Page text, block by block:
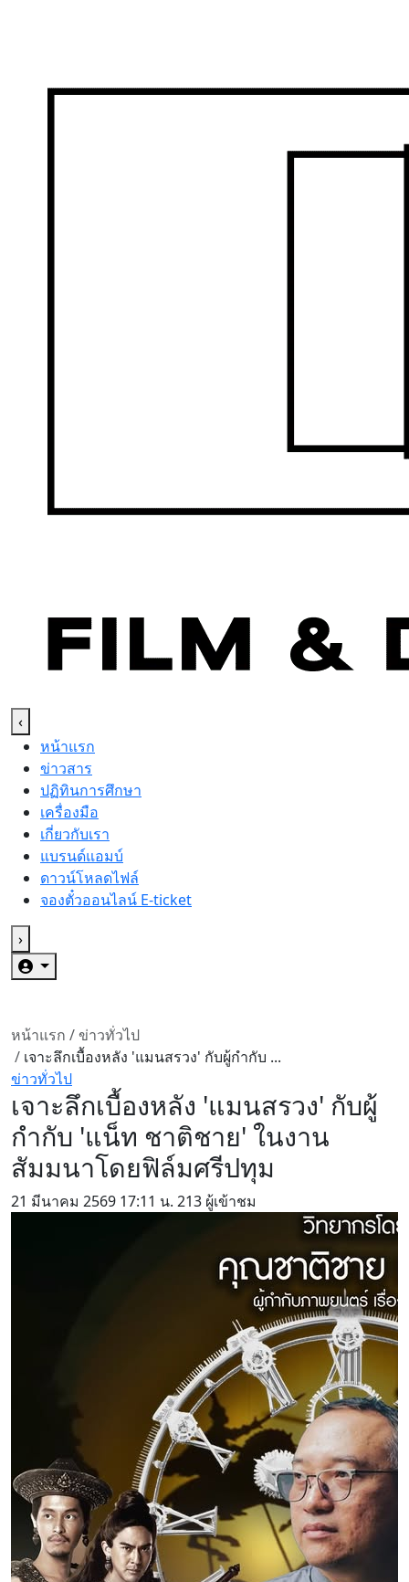
‹
หน้าแรก
ข่าวสาร
ปฏิทินการศึกษา
เครื่องมือ
เกี่ยวกับเรา
แบรนด์แอมบ์
ดาวน์โหลดไฟล์
จองตั๋วออนไลน์ E-ticket
›
หน้าแรก /ข่าวทั่วไป
/ เจาะลึกเบื้องหลัง 'แมนสรวง' กับผู้กำกับ ...
ข่าวทั่วไป
เจาะลึกเบื้องหลัง 'แมนสรวง' กับผู้
กำกับ 'แน็ท ชาติชาย' ในงาน
สัมมนาโดยฟิล์มศรีปทุม
21 มีนาคม 2569 17:11 น. 213 ผู้เข้าชม